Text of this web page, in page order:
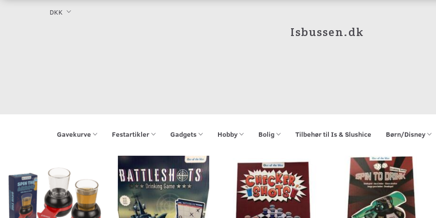
DKK
Isbussen.dk
Gavekurve Festartikler Gadgets Hobby Bolig Tilbehør til Is & Slushice Børn/Disney